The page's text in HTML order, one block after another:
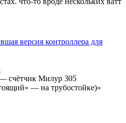
версия контроллера для
счётчик Милур 305
— на трубостойке)»